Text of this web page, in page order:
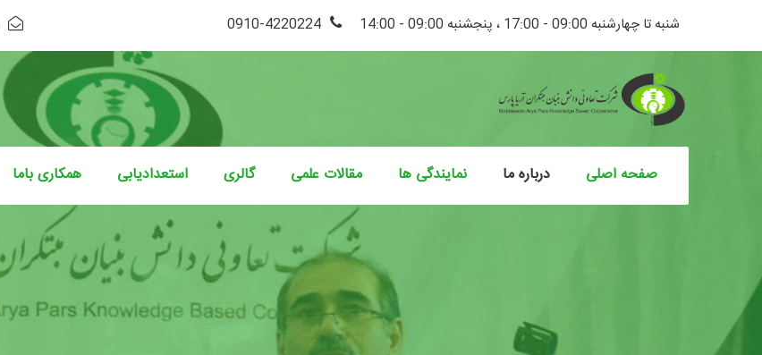
شنبه تا چهارشنبه 09:00 - 17:00 ، پنجشنبه 09:00 - 14:00 4220224-0910
صفحه اصلی درباره ما نمایندگی ها مقالات علمی گالری استعدادیابی همکاری باما